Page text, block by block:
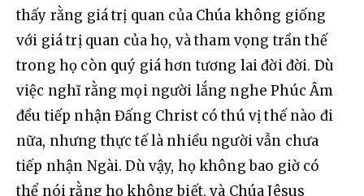
thấy rằng giá trị quan của Chúa không giống
với giá trị quan của họ, và tham vọng trần thế
trong họ còn quý giá hơn tương lai đời đời. Dù
việc nghĩ rằng mọi người lắng nghe Phúc Âm
đều tiếp nhận Đấng Christ có thú vị thế nào đi
nữa, nhưng thực tế là nhiều người vẫn chưa
tiếp nhận Ngài. Dù vậy, họ không bao giờ có
thể nói rằng họ không biết, và Chúa Jêsus